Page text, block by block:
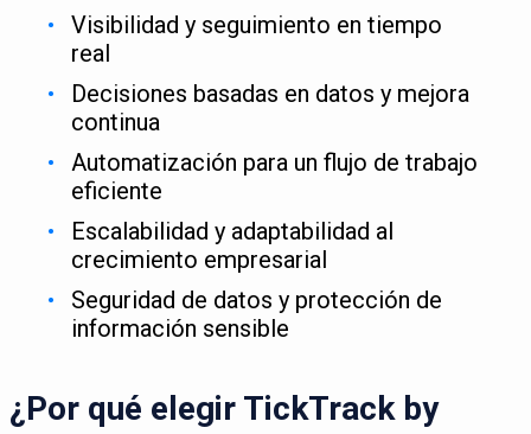
Visibilidad y seguimiento en tiempo
real
Decisiones basadas en datos y mejora
continua
Automatización para un flujo de trabajo
eficiente
Escalabilidad y adaptabilidad al
crecimiento empresarial
Seguridad de datos y protección de
información sensible
¿Por qué elegir TickTrack by